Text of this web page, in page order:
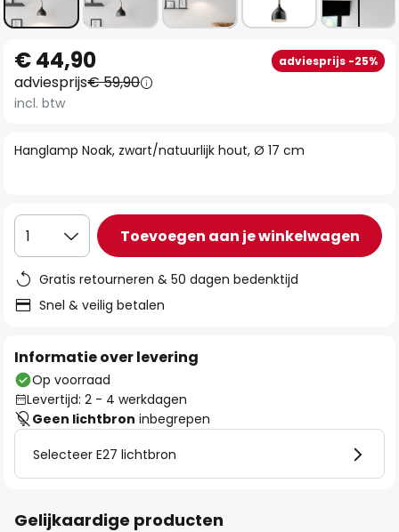
naar
het
begin
de
Hanglamp Noak, zwart/natuurlijk hout, Ø 17 cm
€ 44,90 adviesprijs -25%
adviesprijs€ 59,90
incl. btw
1 Toevoegen aan je winkelwagen
Gratis retourneren & 50 dagen bedenktijd
Snel & veilig betalen
Informatie over levering
Op voorraad
Levertijd: 2 - 4 werkdagen
Geen lichtbron inbegrepen
Selecteer E27 lichtbron
Gelijkaardige producten